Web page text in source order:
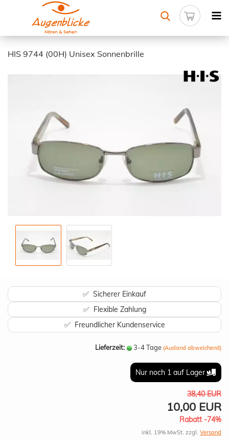
HIS 9744 (00H) Unisex Sonnenbrille
✅ Sicherer Einkauf
✅ Flexible Zahlung
✅ Freundlicher Kundenservice
Lieferzeit: 3-4 Tage (Ausland abweichend)
Nur noch 1 auf Lager
38,40 EUR
10,00 EUR
Rabatt -74%
inkl. 19% MwSt. zzgl. Versand